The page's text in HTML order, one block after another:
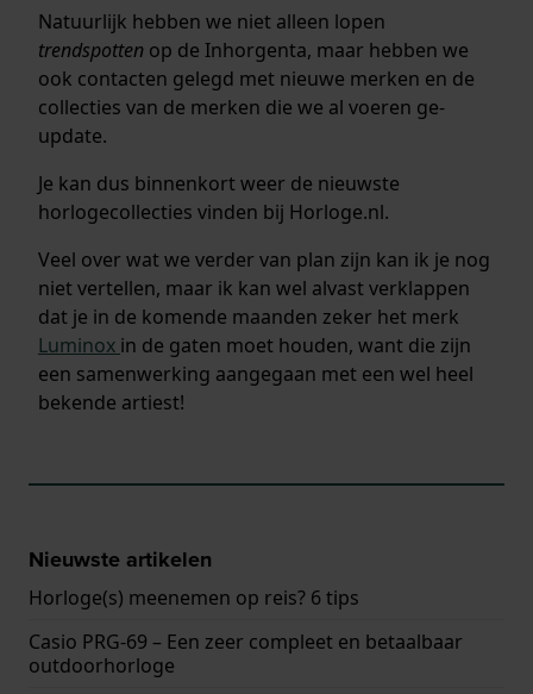
Natuurlijk hebben we niet alleen lopen
trendspotten op de Inhorgenta, maar hebben we
ook contacten gelegd met nieuwe merken en de
collecties van de merken die we al voeren ge-
update.
Je kan dus binnenkort weer de nieuwste
horlogecollecties vinden bij Horloge.nl.
Veel over wat we verder van plan zijn kan ik je nog
niet vertellen, maar ik kan wel alvast verklappen
dat je in de komende maanden zeker het merk
Luminox in de gaten moet houden, want die zijn
een samenwerking aangegaan met een wel heel
bekende artiest!
Nieuwste artikelen
Horloge(s) meenemen op reis? 6 tips
Casio PRG-69 – Een zeer compleet en betaalbaar
outdoorhorloge